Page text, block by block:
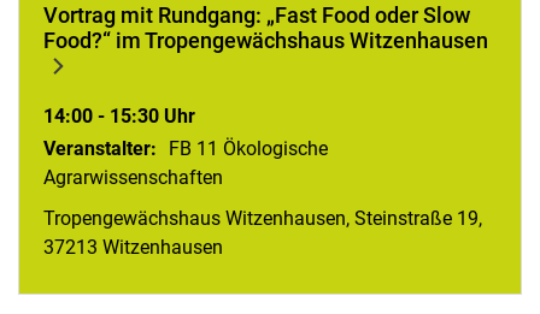
Vortrag mit Rundgang: „Fast Food oder Slow
Food?“ im Tropengewächshaus Witzenhausen
14:00 - 15:30 Uhr
Veranstalter:
FB 11 Ökologische
Agrarwissenschaften
Tropengewächshaus Witzenhausen, Steinstraße 19,
37213 Witzenhausen